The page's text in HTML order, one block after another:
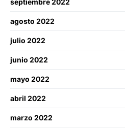
agosto 2022
julio 2022
junio 2022
mayo 2022
abril 2022
marzo 2022